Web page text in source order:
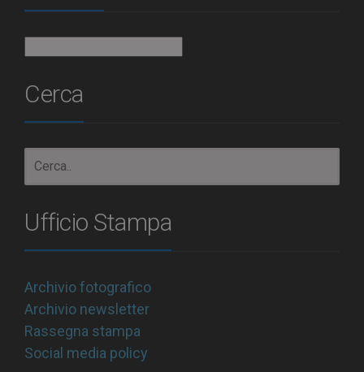
Cerca
Ufficio Stampa
Archivio fotografico
Archivio newsletter
Rassegna stampa
Social media policy